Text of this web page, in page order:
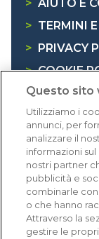
> AIUTO E
> TERMINI
>
PRIVACY
> COOKIE
>
Dicono
1.641
Eccellente
Questo sito
Utilizziamo i
annunci, per
analizzare il
informazioni
nostri partner
pubblicità e
combinarle
o che hanno
Attraverso la
gestire le